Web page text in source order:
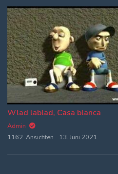
Wlad lablad, Casa blanca
Admin
1162 Ansichten
13. Juni 2021